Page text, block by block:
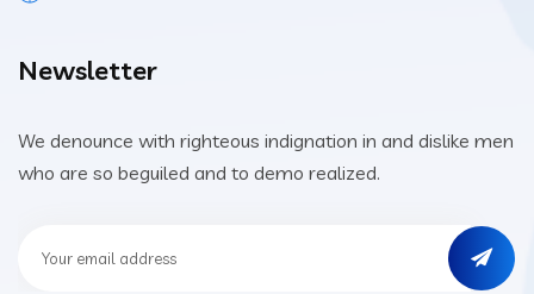
Newsletter
We denounce with righteous indignation in and dislike men
who are so beguiled and to demo realized.